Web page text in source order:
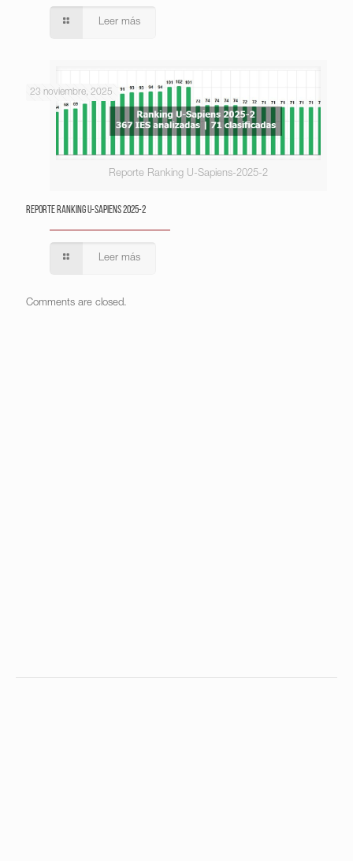
Leer más
Reporte Ranking U-Sapiens-2025-2
23 noviembre, 2025
Reporte Ranking U-Sapiens 2025-2
Leer más
Comments are closed.